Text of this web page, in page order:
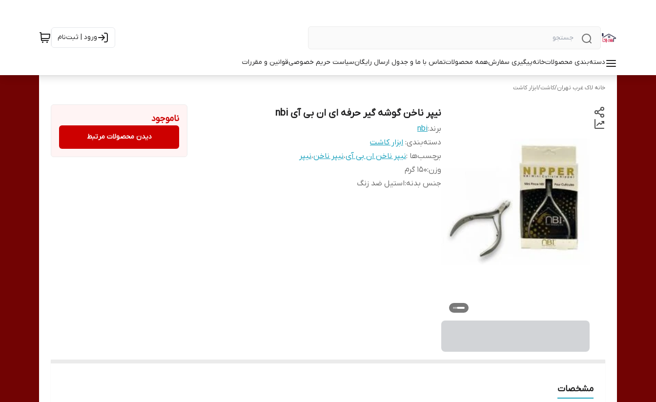
ورود | ثبت‌نام
دسته‌بندی محصولاتخانهپیگیری سفارشهمه محصولاتتماس با ما و جدول ارسال رایگانسیاست حریم خصوصیقوانین و مقررات
خانه لاک غرب تهران/کاشت/ابزار کاشت
نیپر ناخن گوشه گیر حرفه ای ان بی آی nbi
برند:nbi
دسته‌بندی: ابزار کاشت
برچسب‌ها :نیپر ناخن ان بی آی،نیپر ناخن،نیپر
وزن:150 گرم
جنس بدنه:استیل ضد زنگ
ناموجود
دیدن محصولات مرتبط
مشخصات